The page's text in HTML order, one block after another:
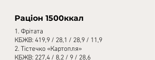
Раціон 1500ккал
1. Фрітата
КБЖВ: 419,9 / 28,1 / 28,9 / 11,9
2. Тістечко «Картопля»
КБЖВ: 227,4 / 8,2 / 9 / 28,6